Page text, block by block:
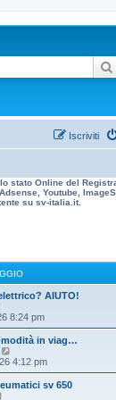
Iscriviti
stato Online del
Youtube,
su sv-italia.it.
AIUTO!
e
d
i
u
l
m
8:24 pm
in viag…
e
d
i
4:12 pm
sv 650